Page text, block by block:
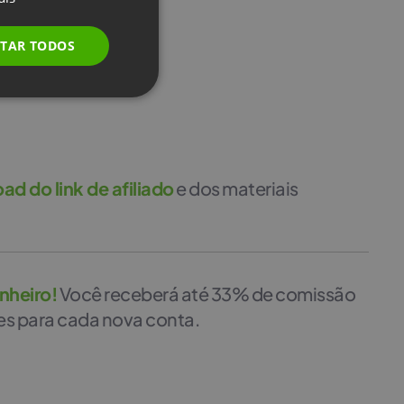
do link de afiliadoe dos materiais
Você receberá até 33% de comissão
para cada nova conta.
POLISH
RUSSIAN
ITALIAN
TODOS